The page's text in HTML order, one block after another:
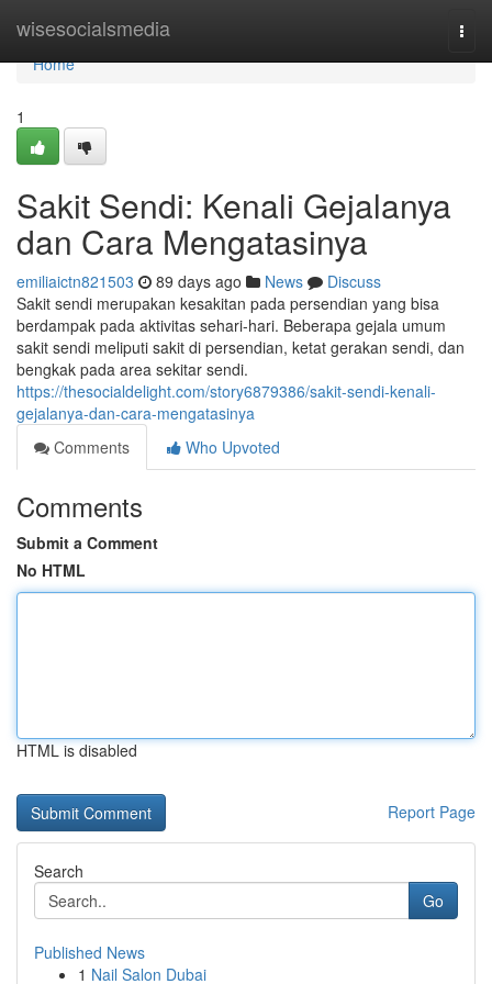
wisesocialsmedia
Home
Home
1
Sakit Sendi: Kenali Gejalanya
dan Cara Mengatasinya
emiliaictn821503 89 days ago News
Discuss
Sakit sendi merupakan kesakitan pada persendian yang bisa
berdampak pada aktivitas sehari-hari. Beberapa gejala umum
sakit sendi meliputi sakit di persendian, ketat gerakan sendi, dan
bengkak pada area sekitar sendi.
https://thesocialdelight.com/story6879386/sakit-sendi-kenali-
gejalanya-dan-cara-mengatasinya
Comments
Who Upvoted
Comments
Submit a Comment
No HTML
HTML is disabled
Report Page
Search
Go
Published News
1 Nail Salon Dubai